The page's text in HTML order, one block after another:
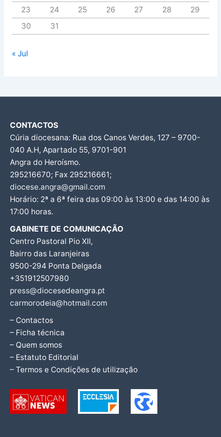
23
24 25 26 27 28
29
30
31
« Jul
CONTACTOS
Cúria diocesana: Rua dos Canos Verdes, 127 – 9700-
040 A.H, Apartado 55, 9701-901
Angra do Heroísmo.
295216670; Fax 295216661;
diocese.angra@gmail.com
Horário: 2ª a 6ª feira das 09:00 às 13:00 e das 14:00 às
17:00 horas.
GABINETE DE COMUNICAÇÃO
Centro Pastoral Pio XII,
Bairro das Laranjeiras
9500-294 Ponta Delgada
+351912507980
press@diocesedeangra.pt
carmorodeia@hotmail.com
– Contactos
– Ficha técnica
– Quem somos
– Estatuto Editorial
– Termos e Condições de utilização